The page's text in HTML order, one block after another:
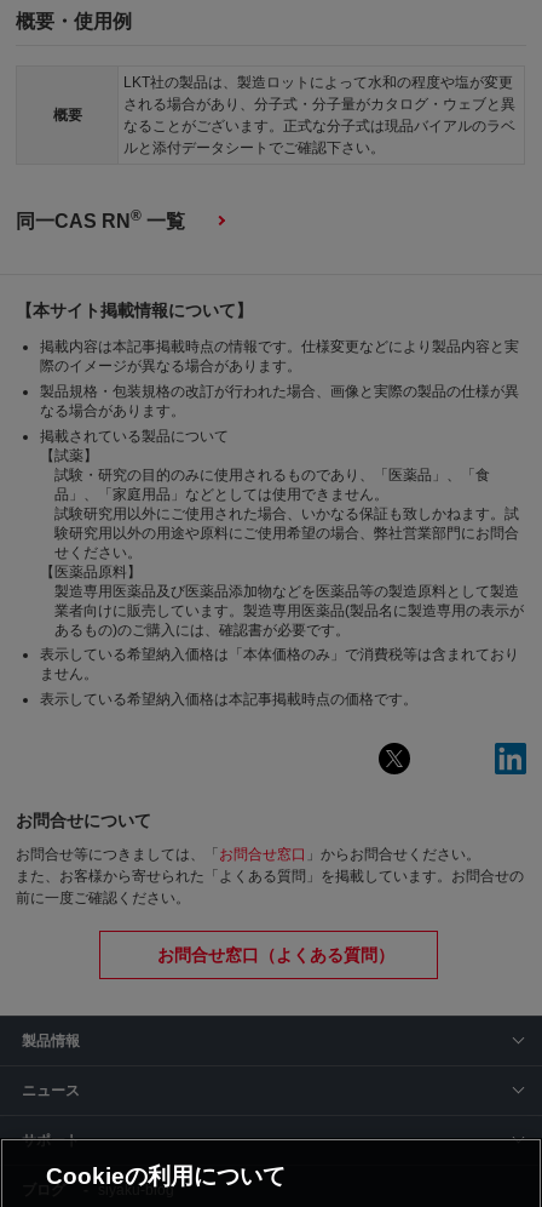
概要・使用例
概要
LKT社の製品は、製造ロットによって水和の程度や塩が変更
される場合があり、分子式・分子量がカタログ・ウェブと異
なることがございます。正式な分子式は現品バイアルのラベ
ルと添付データシートでご確認下さい。
同一CAS RN® 一覧
【本サイト掲載情報について】
掲載内容は本記事掲載時点の情報です。仕様変更などにより製品内容と実
際のイメージが異なる場合があります。
製品規格・包装規格の改訂が行われた場合、画像と実際の製品の仕様が異
なる場合があります。
掲載されている製品について
【試薬】
試験・研究の目的のみに使用されるものであり、「医薬品」、「食
品」、「家庭用品」などとしては使用できません。
試験研究用以外にご使用された場合、いかなる保証も致しかねます。試
験研究用以外の用途や原料にご使用希望の場合、弊社営業部門にお問合
せください。
【医薬品原料】
製造専用医薬品及び医薬品添加物などを医薬品等の製造原料として製造
業者向けに販売しています。製造専用医薬品(製品名に製造専用の表示が
あるもの)のご購入には、確認書が必要です。
表示している希望納入価格は「本体価格のみ」で消費税等は含まれており
ません。
表示している希望納入価格は本記事掲載時点の価格です。
お問合せについて
お問合せ等につきましては、「 お問合せ窓口 」からお問合せください。
また、お客様から寄せられた「よくある質問」を掲載しています。お問合せの
前に一度ご確認ください。
お問合せ窓口（よくある質問）
製品情報
ニュース
サポート
siyaku-blog
Cookieの利用について